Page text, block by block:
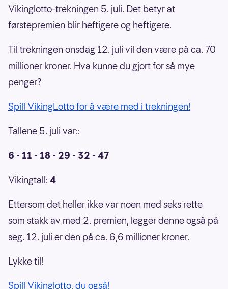
Vikinglotto-trekningen 5. juli. Det betyr at
førstepremien blir heftigere og heftigere.
Til trekningen onsdag 12. juli vil den være på ca. 70
millioner kroner. Hva kunne du gjort for så mye
penger?
Spill VikingLotto for å være med i trekningen!
Tallene 5. juli var::
6 - 11 - 18 - 29 - 32 - 47
Vikingtall: 4
Ettersom det heller ikke var noen med seks rette
som stakk av med 2. premien, legger denne også på
seg. 12. juli er den på ca. 6,6 millioner kroner.
Lykke til!
Spill Vikinglotto, du også!